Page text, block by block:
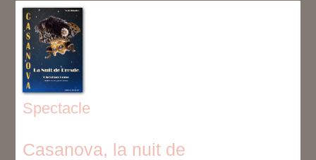
Spectacle
Casanova, la nuit de